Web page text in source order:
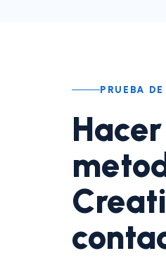
PRUEBA